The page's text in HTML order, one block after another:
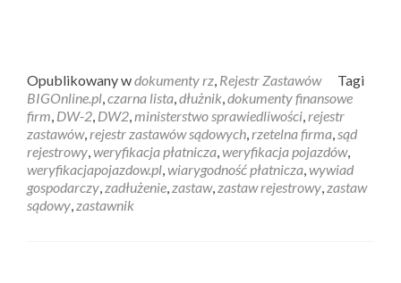
Opublikowany wdokumenty rz, Rejestr Zastawów
Tagi
BIGOnline.pl,czarna lista,dłużnik,dokumenty finansowe
firm, DW-2, DW2,ministerstwo sprawiedliwości,rejestr
zastawów,rejestr zastawów sądowych,rzetelna firma,sąd
rejestrowy,weryfikacja płatnicza,weryfikacja pojazdów,
weryfikacjapojazdow.pl,wiarygodność płatnicza,wywiad
gospodarczy,zadłużenie,zastaw,zastaw rejestrowy,zastaw
sądowy,zastawnik